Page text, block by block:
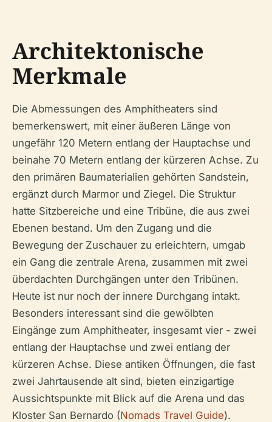
Architektonische
Merkmale
Die Abmessungen des Amphitheaters sind
bemerkenswert, mit einer äußeren Länge von
ungefähr 120 Metern entlang der Hauptachse und
beinahe 70 Metern entlang der kürzeren Achse. Zu
den primären Baumaterialien gehörten Sandstein,
ergänzt durch Marmor und Ziegel. Die Struktur
hatte Sitzbereiche und eine Tribüne, die aus zwei
Ebenen bestand. Um den Zugang und die
Bewegung der Zuschauer zu erleichtern, umgab
ein Gang die zentrale Arena, zusammen mit zwei
überdachten Durchgängen unter den Tribünen.
Heute ist nur noch der innere Durchgang intakt.
Besonders interessant sind die gewölbten
Eingänge zum Amphitheater, insgesamt vier - zwei
entlang der Hauptachse und zwei entlang der
kürzeren Achse. Diese antiken Öffnungen, die fast
zwei Jahrtausende alt sind, bieten einzigartige
Aussichtspunkte mit Blick auf die Arena und das
Kloster San Bernardo (Nomads Travel Guide).